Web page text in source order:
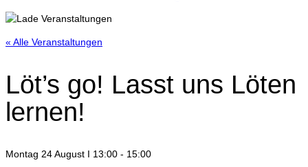
« Alle Veranstaltungen
Löt’s go! Lasst uns Löten
lernen!
Montag 24 August I 13:00 - 15:00